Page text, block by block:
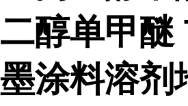
二醇单甲醚
墨涂料溶剂